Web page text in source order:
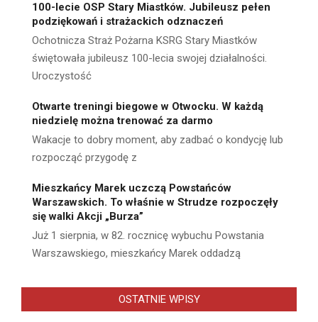
100-lecie OSP Stary Miastków. Jubileusz pełen
podziękowań i strażackich odznaczeń
Ochotnicza Straż Pożarna KSRG Stary Miastków
świętowała jubileusz 100-lecia swojej działalności.
Uroczystość
Otwarte treningi biegowe w Otwocku. W każdą
niedzielę można trenować za darmo
Wakacje to dobry moment, aby zadbać o kondycję lub
rozpocząć przygodę z
Mieszkańcy Marek uczczą Powstańców
Warszawskich. To właśnie w Strudze rozpoczęły
się walki Akcji „Burza”
Już 1 sierpnia, w 82. rocznicę wybuchu Powstania
Warszawskiego, mieszkańcy Marek oddadzą
OSTATNIE WPISY